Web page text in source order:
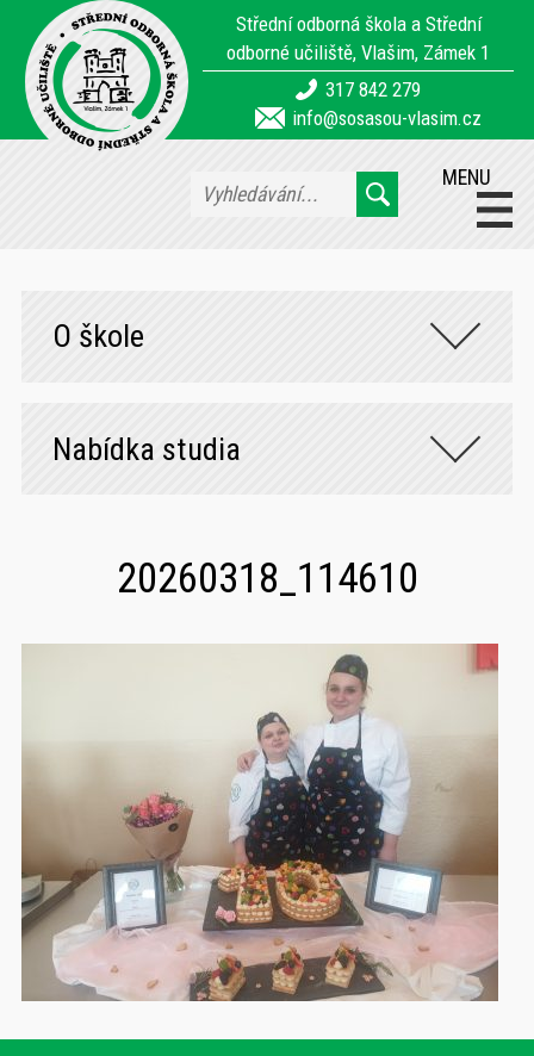
Střední odborná škola a Střední
odborné učiliště, Vlašim, Zámek 1
317 842 279
info@sosasou-vlasim.cz
MENU
O škole
Nabídka studia
20260318_114610